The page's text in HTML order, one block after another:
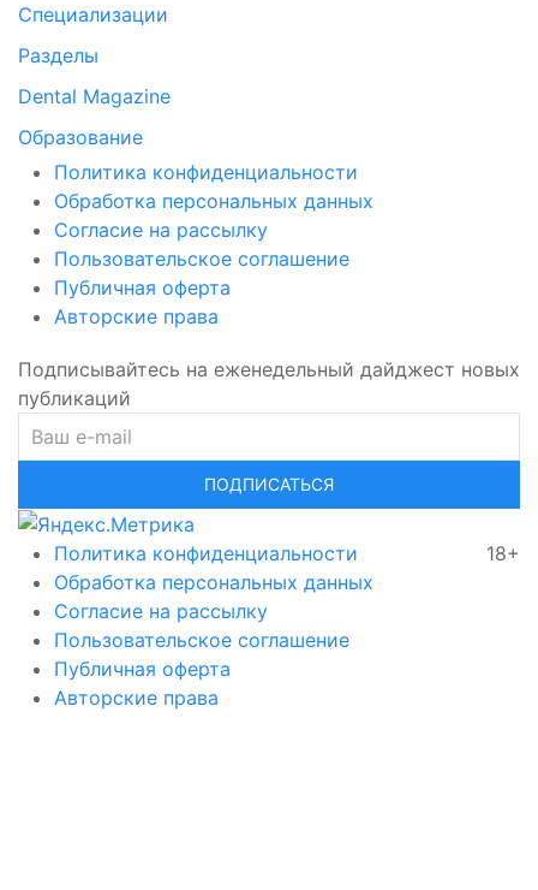
Специализации
Разделы
Dental Magazine
Образование
Политика конфиденциальности
Обработка персональных данных
Согласие на рассылку
Пользовательское соглашение
Публичная оферта
Авторские права
Подписывайтесь на еженедельный дайджест новых
публикаций
ПОДПИСАТЬСЯ
Политика конфиденциальности
Обработка персональных данных
Согласие на рассылку
Пользовательское соглашение
Публичная оферта
Авторские права
18+